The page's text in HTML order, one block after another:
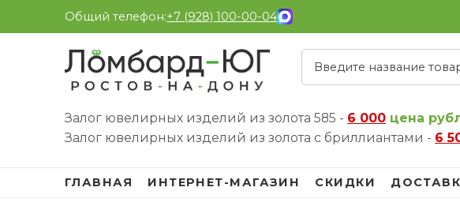
Общий телефон:+7 (928) 100-00-04
Залог ювелирных изделий из золота 585 - 6 000 цена
Залог ювелирных изделий из золота с бриллиантами - 6
ГЛАВНАЯ ИНТЕРНЕТ-МАГАЗИН СКИДКИ